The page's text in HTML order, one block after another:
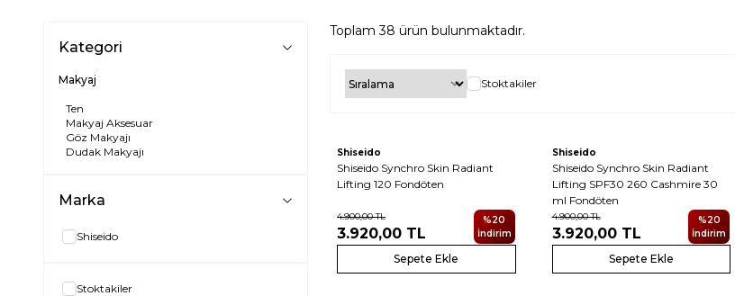
Kategori
Makyaj
Ten
Makyaj Aksesuar
Göz Makyajı
Dudak Makyajı
Marka
Shiseido
Stoktakiler
Toplam38 ürün bulunmaktadır.
Stoktakiler
Yeni
Shiseido
Shiseido Synchro Skin Radiant
Lifting 120 Fondöten
4.900,00TL
3.920,00 TL
%20
İndirim
Sepete Ekle
Shiseido
Shiseido Synchro Skin Radiant
Lifting SPF30 260 Cashmire 30
ml Fondöten
4.900,00TL
3.920,00TL
%20
İndirim
Sepete Ekle